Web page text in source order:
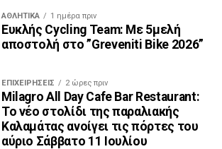
ΑΘΛΗΤΙΚΆ 1 ημέρα πριν
Ευκλής Cycling Team: Με 5μελή
αποστολή στο ”Greveniti Bike 2026”
ΕΠΙΧΕΙΡΉΣΕΙΣ 2 ώρες πριν
Milagro All Day Cafe Bar Restaurant:
Το νέο στολίδι της παραλιακής
Καλαμάτας ανοίγει τις πόρτες του
αύριο Σάββατο 11 Ιουλίου